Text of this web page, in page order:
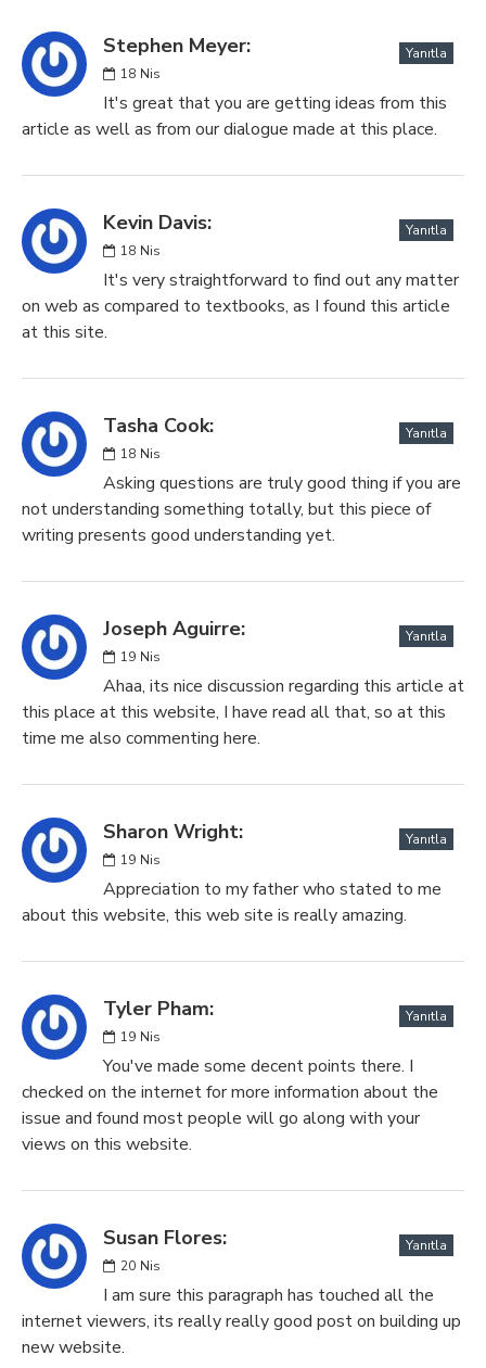
Stephen Meyer:
18 Nis
Yanıtla
It's great that you are getting ideas from this
article as well as from our dialogue made at this place.
Kevin Davis:
18 Nis
Yanıtla
It's very straightforward to find out any matter
on web as compared to textbooks, as I found this article
at this site.
Tasha Cook:
18 Nis
Yanıtla
Asking questions are truly good thing if you are
not understanding something totally, but this piece of
writing presents good understanding yet.
Joseph Aguirre:
19 Nis
Yanıtla
Ahaa, its nice discussion regarding this article at
this place at this website, I have read all that, so at this
time me also commenting here.
Sharon Wright:
19 Nis
Yanıtla
Appreciation to my father who stated to me
about this website, this web site is really amazing.
Tyler Pham:
19 Nis
Yanıtla
You've made some decent points there. I
checked on the internet for more information about the
issue and found most people will go along with your
views on this website.
Susan Flores:
20 Nis
Yanıtla
I am sure this paragraph has touched all the
internet viewers, its really really good post on building up
new website.